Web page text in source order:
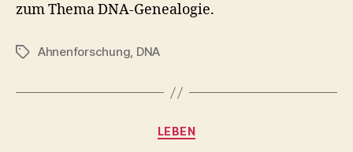
zum Thema DNA-Genealogie.
Schlagwörter
Ahnenforschung, DNA
Kategorien
LEBEN